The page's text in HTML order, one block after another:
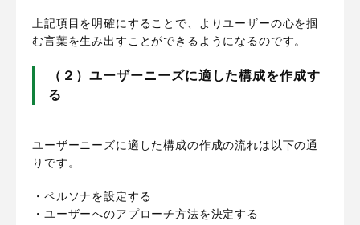
上記項目を明確にすることで、よりユーザーの心を掴
む言葉を生み出すことができるようになるのです。
（２）ユーザーニーズに適した構成を作成す
る
ユーザーニーズに適した構成の作成の流れは以下の通
りです。
・ペルソナを設定する
・ユーザーへのアプローチ方法を決定する